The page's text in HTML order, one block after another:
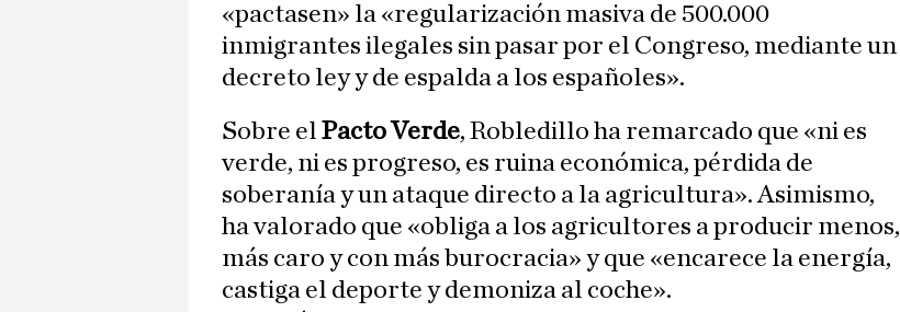
«pactasen» la «regularización masiva de 500.000
inmigrantes ilegales sin pasar por el Congreso, mediante un
decreto ley y de espalda a los españoles».
Sobre el Pacto Verde, Robledillo ha remarcado que «ni es
verde, ni es progreso, es ruina económica, pérdida de
soberanía y un ataque directo a la agricultura». Asimismo,
ha valorado que «obliga a los agricultores a producir menos,
más caro y con más burocracia» y que «encarece la energía,
castiga el deporte y demoniza al coche».